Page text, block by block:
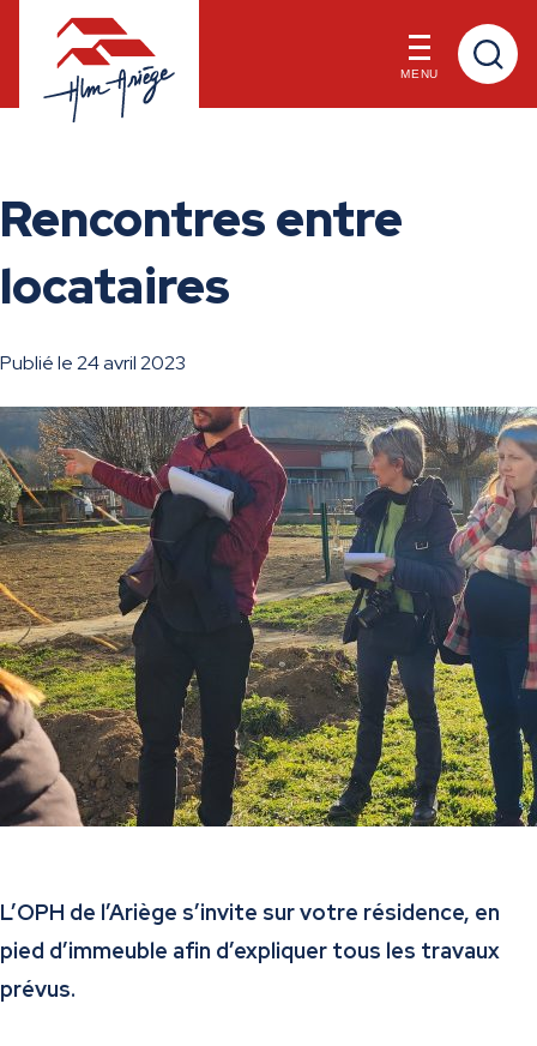
to
content
MENU
Rencontres entre
locataires
Publié le 24 avril 2023
L’OPH de l’Ariège s’invite sur votre résidence, en
pied d’immeuble afin d’expliquer tous les travaux
prévus.